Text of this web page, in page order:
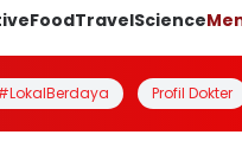
FoodTravelScience
Profil Dokter